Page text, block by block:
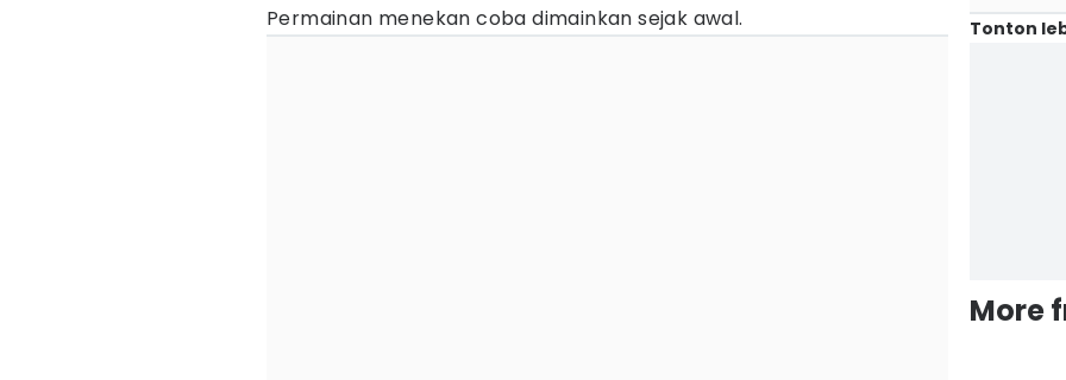
Permainan menekan coba dimainkan sejak awal.
Tonton
More